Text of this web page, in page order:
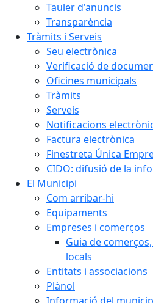
Tauler d'anuncis
Transparència
Tràmits i Serveis
Seu electrònica
Verificació de
Oficines municipals
Tràmits
Serveis
Notificacions
Factura electrònica
Finestreta Única
CIDO: difusió de la
El Municipi
Com arribar-hi
Equipaments
Empreses i comerços
Guia de
locals
Entitats i associacions
Plànol